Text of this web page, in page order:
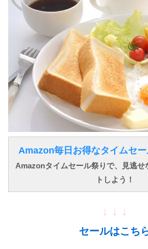
Amazon毎日お得なタイムセー
Amazonタイムセール祭りで、見逃せ
トしよう！
↓ ↓ ↓
セールはこち